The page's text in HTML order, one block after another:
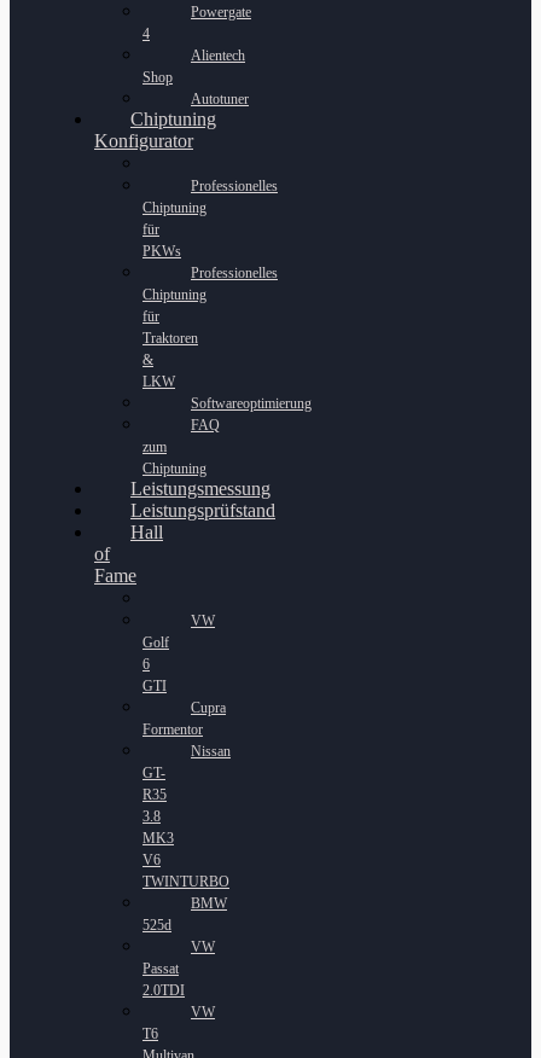
Powergate
4
Alientech
Shop
Autotuner
Chiptuning
Konfigurator
Professionelles
Chiptuning
für
PKWs
Professionelles
Chiptuning
für
Traktoren
&
LKW
Softwareoptimierung
FAQ
zum
Chiptuning
Leistungsmessung
Leistungsprüfstand
Hall
of
Fame
VW
Golf
6
GTI
Cupra
Formentor
Nissan
GT-
R35
3.8
MK3
V6
TWINTURBO
BMW
525d
VW
Passat
2.0TDI
VW
T6